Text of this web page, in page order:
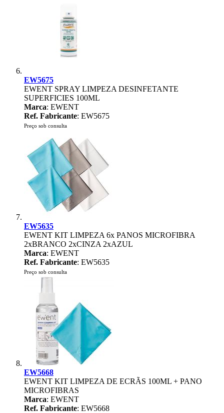
EW5675
EWENT SPRAY LIMPEZA DESINFETANTE
SUPERFICIES 100ML
Marca: EWENT
Ref. Fabricante: EW5675
Preço sob consulta
EW5635
EWENT KIT LIMPEZA 6x PANOS MICROFIBRA
2xBRANCO 2xCINZA 2xAZUL
Marca: EWENT
Ref. Fabricante: EW5635
Preço sob consulta
EW5668
EWENT KIT LIMPEZA DE ECRÃS 100ML + PANO
MICROFIBRAS
Marca: EWENT
Ref. Fabricante: EW5668